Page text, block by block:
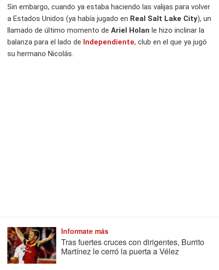
Sin embargo, cuando ya estaba haciendo las valijas para volver
a Estados Unidos (ya había jugado en Real Salt Lake City), un
llamado de último momento de Ariel Holan le hizo inclinar la
balanza para el lado de Independiente, club en el que ya jugó
su hermano Nicolás.
Informate más
Tras fuertes cruces con dirigentes, Burrito
Martínez le cerró la puerta a Vélez